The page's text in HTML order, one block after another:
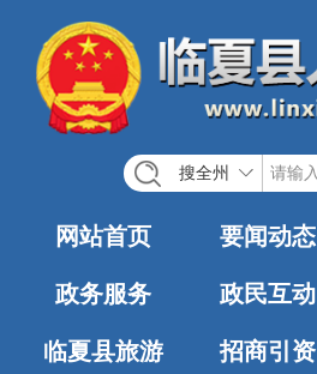
搜全州
网站首页 要闻动态
政务服务 政民互动
临夏县旅游 招商引资